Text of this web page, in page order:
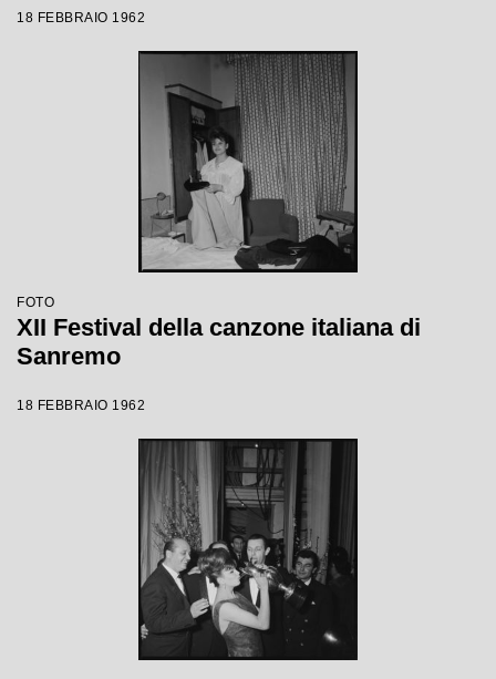
18 FEBBRAIO 1962
FOTO
XII Festival della canzone italiana di
Sanremo
18 FEBBRAIO 1962